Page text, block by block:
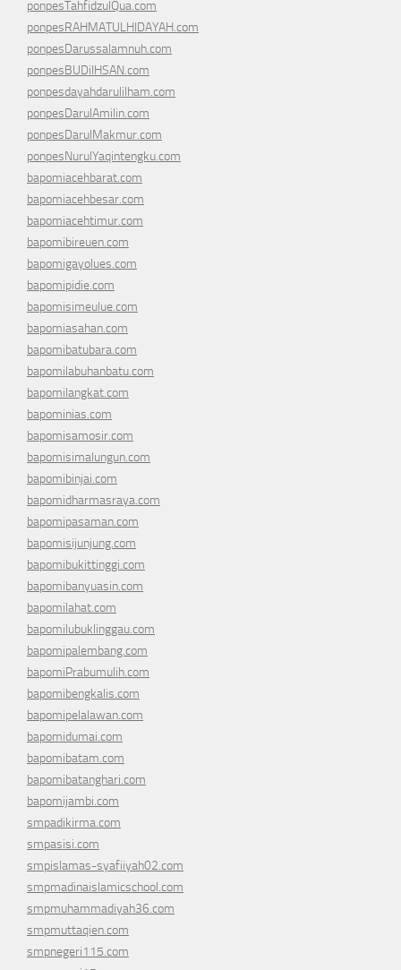
ponpesTahfidzulQua.com
ponpesRAHMATULHIDAYAH.com
ponpesDarussalamnuh.com
ponpesBUDiIHSAN.com
ponpesdayahdarulilham.com
ponpesDarulAmilin.com
ponpesDarulMakmur.com
ponpesNurulYaqintengku.com
bapomiacehbarat.com
bapomiacehbesar.com
bapomiacehtimur.com
bapomibireuen.com
bapomigayolues.com
bapomipidie.com
bapomisimeulue.com
bapomiasahan.com
bapomibatubara.com
bapomilabuhanbatu.com
bapomilangkat.com
bapominias.com
bapomisamosir.com
bapomisimalungun.com
bapomibinjai.com
bapomidharmasraya.com
bapomipasaman.com
bapomisijunjung.com
bapomibukittinggi.com
bapomibanyuasin.com
bapomilahat.com
bapomilubuklinggau.com
bapomipalembang.com
bapomiPrabumulih.com
bapomibengkalis.com
bapomipelalawan.com
bapomidumai.com
bapomibatam.com
bapomibatanghari.com
bapomijambi.com
smpadikirma.com
smpasisi.com
smpislamas-syafiiyah02.com
smpmadinaislamicschool.com
smpmuhammadiyah36.com
smpmuttaqien.com
smpnegeri115.com